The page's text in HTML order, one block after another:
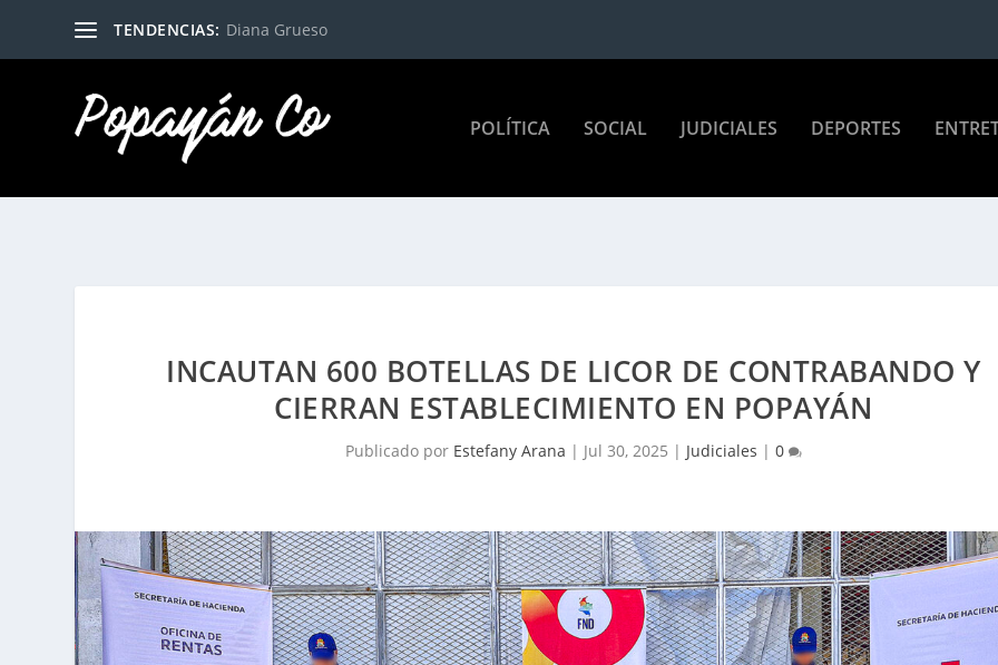
TENDENCIAS: Diana Grueso
POLÍTICA SOCIAL JUDICIALES DEPORTES
INCAUTAN 600 BOTELLAS DE LICOR DE CONTRABANDO Y
CIERRAN ESTABLECIMIENTO EN POPAYÁN
Publicado por Estefany Arana | Jul 30, 2025 | Judiciales | 0